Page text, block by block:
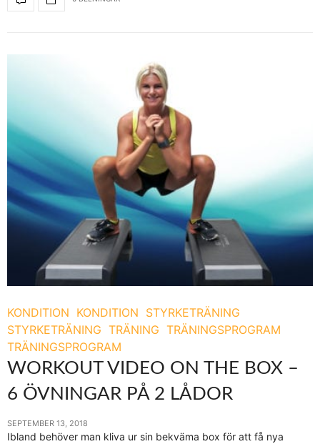
KONDITION KONDITION STYRKETRÄNING
STYRKETRÄNING TRÄNING TRÄNINGSPROGRAM
TRÄNINGSPROGRAM
WORKOUT VIDEO ON THE BOX –
6 ÖVNINGAR PÅ 2 LÅDOR
SEPTEMBER 13, 2018
Ibland behöver man kliva ur sin bekväma box för att få nya